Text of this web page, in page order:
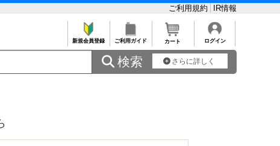
ご利用規約 IR情報
新規会員登録 ご利用ガイド カート ログイン
 検索 さらに詳しく